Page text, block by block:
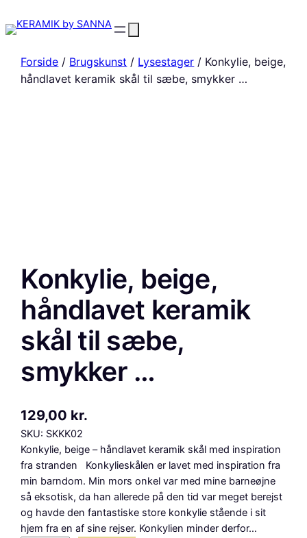
Forside / Brugskunst / Lysestager / Konkylie, beige,
håndlavet keramik skål til sæbe, smykker …
Konkylie, beige,
håndlavet keramik
skål til sæbe,
smykker …
129,00 kr.
SKU: SKKK02
Konkylie, beige – håndlavet keramik skål med inspiration
fra stranden Konkylieskålen er lavet med inspiration fra
min barndom. Min mors onkel var med mine barneøjne
så eksotisk, da han allerede på den tid var meget berejst
og havde den fantastiske store konkylie stående i sit
hjem fra en af sine rejser. Konkylien minder derfor…